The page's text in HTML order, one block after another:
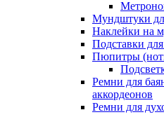
Мундштуки
Наклейки на
Подставки
Пюпитры
Ремни для
аккордеонов
Ремни для